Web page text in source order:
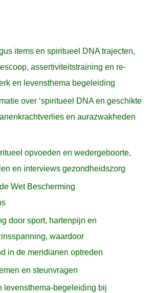
items en spiritueel DNA trajecten,
assertiviteitstraining en re-
en levensthema begeleiding
over ‘spiritueel DNA en geschikte
en aurazwakheden
opvoeden en wedergeboorte,
en interviews gezondheidszorg
Wet Bescherming
door sport, hartenpijn en
waardoor
in de meridianen optreden
en steunvragen
levensthema-begeleiding bij